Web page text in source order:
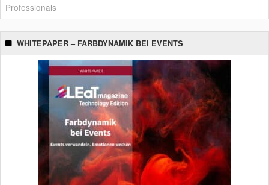
Professionals
WHITEPAPER – FARBDYNAMIK BEI EVENTS